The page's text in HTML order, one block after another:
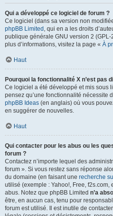
Qui a développé ce logiciel de forum ?
Ce logiciel (dans sa version non
phpBB Limited , qui en a les droits
publique générale GNU version 2
plus d’informations, visitez la page « À
Haut
Pourquoi la fonctionnalité X n’est pas
Ce logiciel a été développé et mis sous
pensez qu’une fonctionnalité nécessite
phpBB Ideas (en anglais) où vous
en suggérer de nouvelles.
Haut
Qui contacter pour les abus ou les
forum ?
Contactez n’importe lequel des
forum ». Si vous restez sans réponse
du domaine (en faisant une recherche
utilisé (exemple : Yahoo!, Free,
abus. Notez que phpBB Limited n’a
être, en aucun cas, tenu pour
forum est utilisé. Il est inutile de